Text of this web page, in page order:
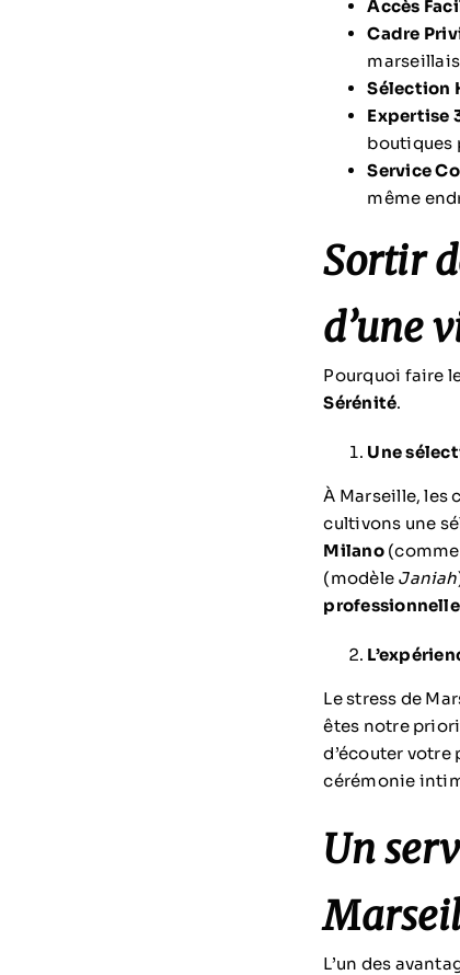
Accès
Cadre
Sélection
Expertise
boutiques
Service
même
Sortir
d’une
Pourquoi faire
Sérénité.
Une
À Marseille, les
cultivons une
Milano(comme
(modèle Janiah
professionnelle
Le stress de
êtes notre
d’écouter votre
cérémonie
Un
L’un des